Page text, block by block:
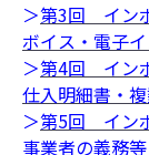
＞第3回 イン
ボイス・電子
＞第4回 イン
仕入明細書・
＞第5回 イン
事業者の義務